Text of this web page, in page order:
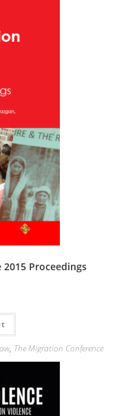
Proceedings
, The Migration Conference